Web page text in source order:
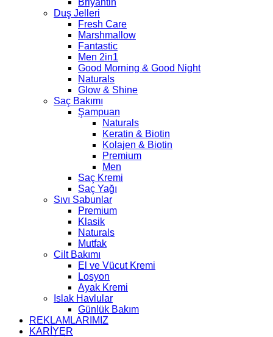
Duş Jelleri
Fresh Care
Marshmallow
Fantastic
Men 2in1
Good Morning & Good Night
Naturals
Glow & Shine
Saç Bakımı
Şampuan
Naturals
Keratin & Biotin
Kolajen & Biotin
Premium
Men
Saç Kremi
Saç Yağı
Sıvı Sabunlar
Premium
Klasik
Naturals
Mutfak
Cilt Bakımı
El ve Vücut Kremi
Losyon
Ayak Kremi
Islak Havlular
Günlük Bakım
REKLAMLARIMIZ
KARİYER